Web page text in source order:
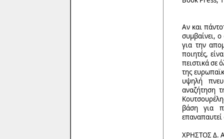
Αν και
συμβαίνει, ο
για την
ποιητές,
πειστικά σε
της
υψηλή
αναζήτηση
βάση για
επαναπαυτεί
ΧΡΗΣΤΟΣ Δ.